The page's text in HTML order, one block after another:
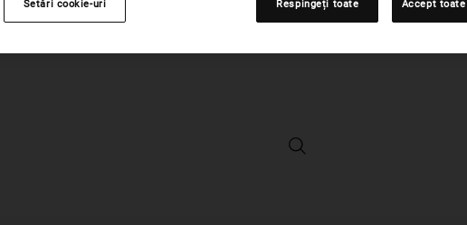
The Anti-Ageing Corrective Kit -
Setări cookie-uri Respingeți toate Accept